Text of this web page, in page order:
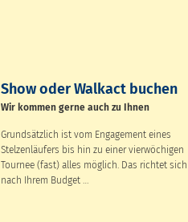
Show oder Walkact buchen
Wir kommen gerne auch zu Ihnen
Grundsätzlich ist vom Engagement eines
Stelzenläufers bis hin zu einer vierwöchigen
Tournee (fast) alles möglich. Das richtet sich
nach Ihrem Budget …